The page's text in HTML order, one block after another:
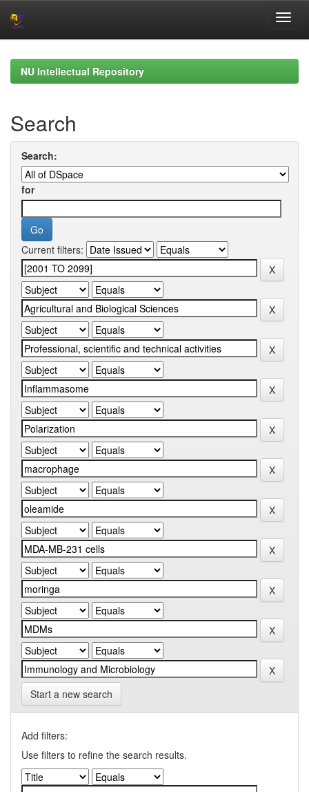
navigationNU Intellectual Repository
Search
Search:
for
Current filters:
Start a new search
Add filters:
Use filters to refine the search results.